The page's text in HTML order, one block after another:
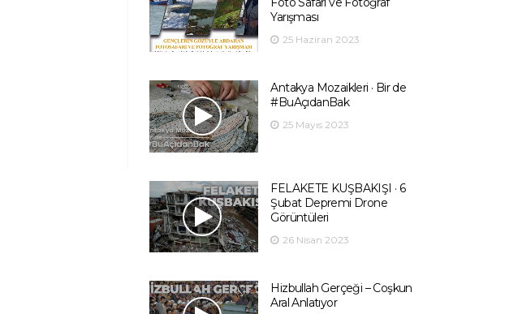
Yarışması
25 Haziran 2023
Antakya Mozaikleri · Bir de
#BuAçıdanBak
25 Mayıs 2023
FELAKETE KUŞBAKIŞI · 6
Şubat Depremi Drone
Görüntüleri
26 Nisan 2023
Hizbullah Gerçeği – Coşkun
Aral Anlatıyor